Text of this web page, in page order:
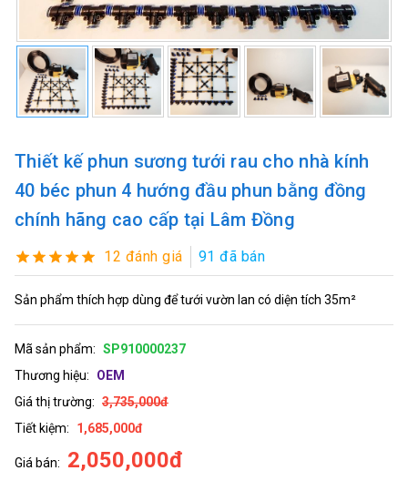
Thiết kế phun sương tưới rau cho nhà kính
40 béc phun 4 hướng đầu phun bằng đồng
chính hãng cao cấp tại Lâm Đồng
12 đánh giá 91 đã bán
Sản phẩm thích hợp dùng để tưới vườn lan có diện tích 35m²
Mã sản phẩm: SP910000237
Thương hiệu:
OEM
Giá thị trường: 3,735,000đ
Tiết kiệm:
1,685,000đ
Giá bán: 2,050,000đ